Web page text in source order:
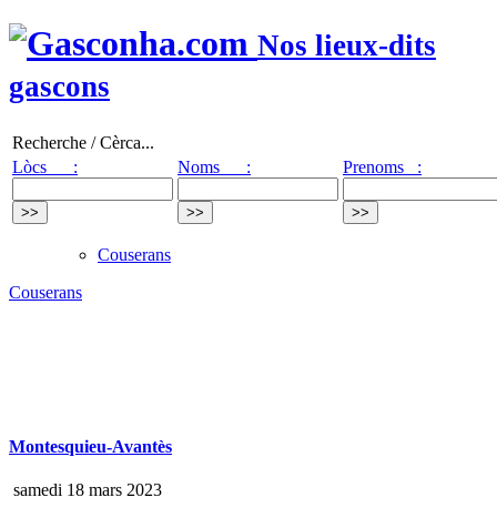
Nos lieux-dits
gascons
Recherche / Cèrca...
Lòcs :
Noms : Prenoms :
Couserans
Couserans
Montesquieu-Avantès
samedi 18 mars 2023